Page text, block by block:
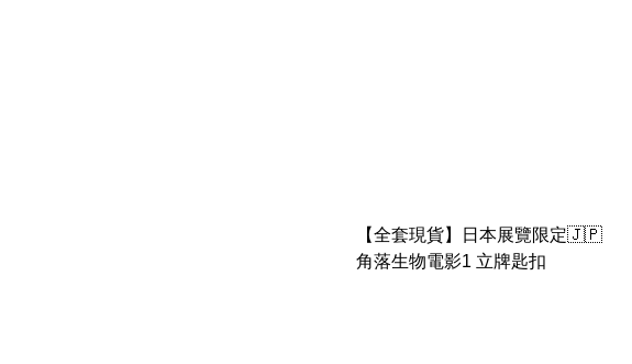
【全套現貨】日本展覽限定🇯🇵
角落生物電影1 立牌匙扣